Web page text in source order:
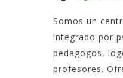
Somos un
integrado por
pedagogos,
profesores.